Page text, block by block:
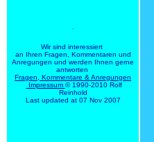
Wir sind interessiert
an Ihren Fragen, Kommentaren und
Anregungen und werden Ihnen gerne
antworten
Fragen, Kommentare & Anregungen
Impressum © 1990-2010 Rolf
Reinhold
Last updated at 07 Nov 2007